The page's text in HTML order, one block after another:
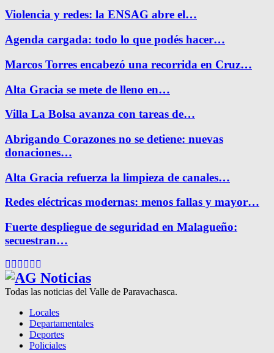
Violencia y redes: la ENSAG abre el…
Agenda cargada: todo lo que podés hacer…
Marcos Torres encabezó una recorrida en Cruz…
Alta Gracia se mete de lleno en…
Villa La Bolsa avanza con tareas de…
Abrigando Corazones no se detiene: nuevas
donaciones…
Alta Gracia refuerza la limpieza de canales…
Redes eléctricas modernas: menos fallas y mayor…
Fuerte despliegue de seguridad en Malagueño:
secuestran…
Facebook
Twitter
Instagram
Pinterest
Google
Todas las noticias del Valle de Paravachasca.
Locales
Departamentales
Deportes
Policiales